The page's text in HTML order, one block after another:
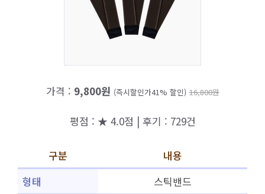
가격 : 9,800원 (즉시할인가41% 할인) 16,800원
평점 : ★ 4.0점 | 후기 : 729건
구분
내용
형태
스틱밴드